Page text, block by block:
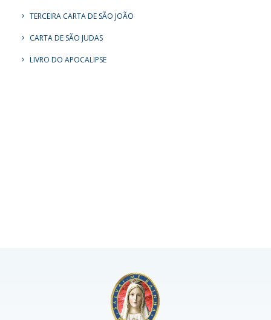
TERCEIRA CARTA DE SÃO JOÃO
CARTA DE SÃO JUDAS
LIVRO DO APOCALIPSE